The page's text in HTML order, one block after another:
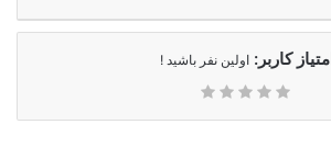
امتیاز کاربر: اولین نفر باشید !